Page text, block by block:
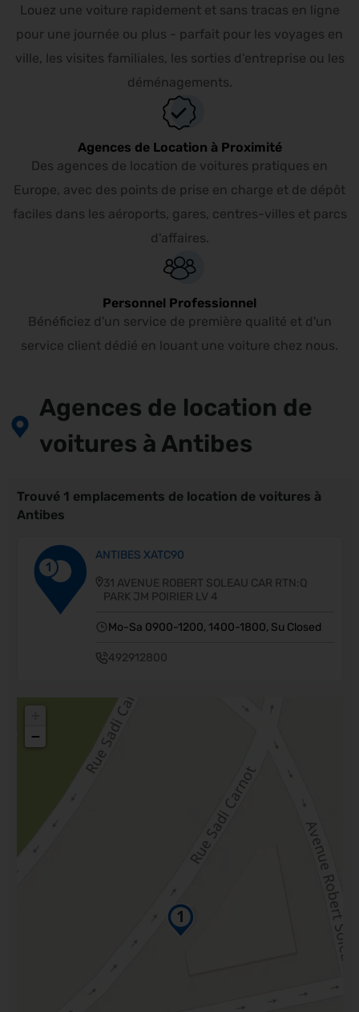
Louez une voiture rapidement et sans tracas en ligne
pour une journée ou plus - parfait pour les voyages en
ville, les visites familiales, les sorties d'entreprise ou les
déménagements.
Agences de Location à Proximité
Des agences de location de voitures pratiques en
Europe, avec des points de prise en charge et de dépôt
faciles dans les aéroports, gares, centres-villes et parcs
d'affaires.
Personnel Professionnel
Bénéficiez d'un service de première qualité et d'un
service client dédié en louant une voiture chez nous.
Agences de location de
voitures à Antibes
Trouvé 1 emplacements de location de voitures à
Antibes
1
ANTIBES XATC90
31 AVENUE ROBERT SOLEAU CAR RTN:Q
PARK JM POIRIER LV 4
Mo-Sa 0900-1200, 1400-1800, Su Closed
492912800
−